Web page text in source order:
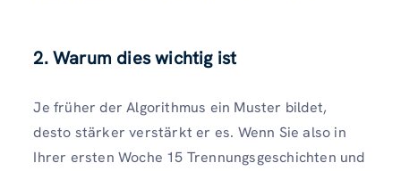
2.Warum dies wichtig ist
Je früher der Algorithmus ein Muster bildet,
desto stärker verstärkt er es. Wenn Sie also in
Ihrer ersten Woche 15 Trennungsgeschichten und